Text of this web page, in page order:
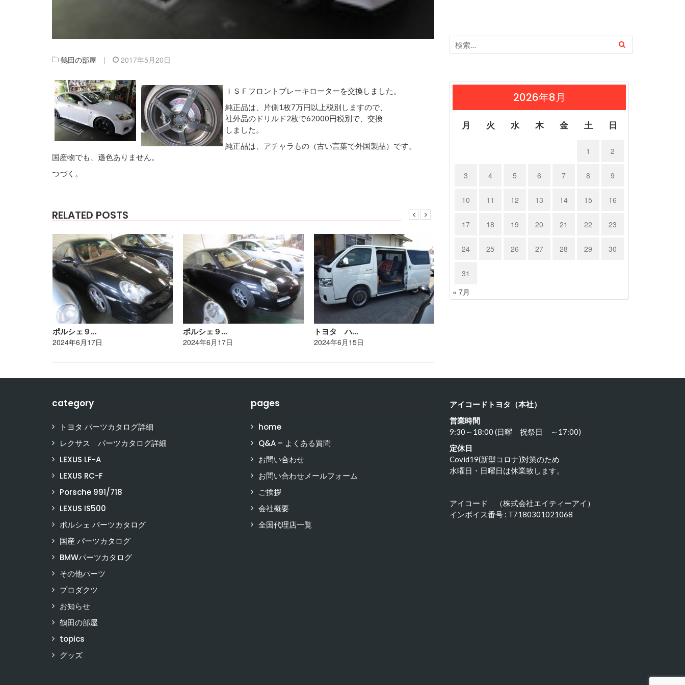
鶴田の部屋 | 2017年5月20日
ＩＳＦフロントブレーキローターを交換しました。
純正品は、片側1枚7万円以上税別しますので、
社外品のドリルド2枚で62000円税別で、交換
しました。
純正品は、アチャラもの（古い言葉で外国製品）です。
国産物でも、遜色ありません。
つづく。
RELATED POSTS
ポルシェ９…
2024年6月17日
ポルシェ９…
2024年6月17日
トヨタ ハ…
2024年6月15日
2026年8月
月 火 水 木 金 土 日
1 2
3 4 5 6 7 8 9
10 11 12 13 14 15 16
17 18 19 20 21 22 23
24 25 26 27 28 29 30
31
« 7月
category
トヨタ パーツカタログ詳細
レクサス パーツカタログ詳細
LEXUS LF-A
LEXUS RC-F
Porsche 991/718
LEXUS IS500
ポルシェ パーツカタログ
国産 パーツカタログ
BMWパーツカタログ
その他パーツ
プロダクツ
お知らせ
鶴田の部屋
topics
グッズ
pages
home
Q&A – よくある質問
お問い合わせ
お問い合わせメールフォーム
ご挨拶
会社概要
全国代理店一覧
アイコードトヨタ（本社）
営業時間
9:30～18:00 (日曜 祝祭日 ～17:00)
定休日
Covid19(新型コロナ)対策のため
水曜日・日曜日は休業致します。
アイコード （株式会社エイティーアイ）
インボイス番号 : T7180301021068